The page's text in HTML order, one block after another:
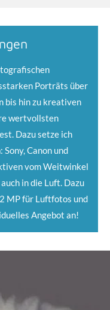
Porträts über
bis hin zu kreativen
wertvollsten
Dazu setze ich
Canon und
vom Weitwinkel
in die Luft. Dazu
MP für Luftfotos und
Angebot an!